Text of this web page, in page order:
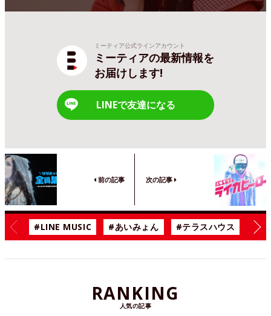
ミーティア公式ラインアカウント
ミーティアの最新情報を
お届けします!
LINEで友達になる
前の記事 次の記事
#LINE MUSIC #あいみょん #テラスハウス #漫
RANKING
人気の記事